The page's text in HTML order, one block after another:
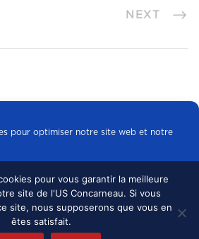
pour optimiser notre site web et notre
les cookies
Refuser
NEXT
TOUS DROITS
MENTIONS LÉGALES •
pour vous garantir la meilleure
site de l'US Concarneau. Si vous
site, nous supposerons que vous en
êtes satisfait.